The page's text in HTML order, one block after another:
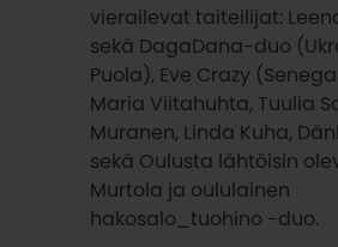
vierailevat taiteilijat:
sekä DagaDana-duo
Puola), Eve Crazy
Maria Viitahuhta, Tuulia
Muranen, Linda Kuha,
sekä Oulusta lähtöisin
Murtola ja oululainen
hakosalo_tuohino -duo.